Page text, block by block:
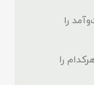
را
را